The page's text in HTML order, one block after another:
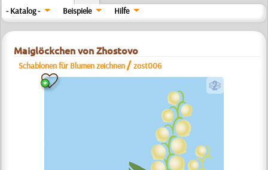
- Katalog -
Beispiele Hilfe
Maiglöckchen von Zhostovo
Schablonen für Blumen zeichnen /zost006
b